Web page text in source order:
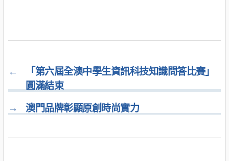
←
「第六屆全澳中學生資訊科技知識問答比賽」
圓滿結束
→
澳門品牌彰顯原創時尚實力